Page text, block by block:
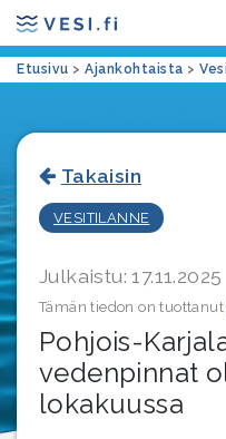
Etusivu > Ajankohtaista >
Takaisin
VESITILANNE
Julkaistu: 17.11.2025
Tämän tiedon on tuottanut
Pohjois-
vedenpinnat
lokakuussa